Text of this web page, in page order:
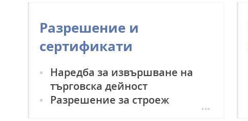
Разрешение и
сертификати
Наредба за извършване на
търговска дейност
Разрешение за строеж
Разрешение за разрушаване